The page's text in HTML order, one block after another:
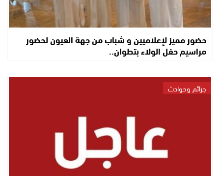
حضور مميز لإعلاميين و شباب من جهة العيون لحضور
مراسيم حفل الولاء بتطوان..
جرائم وحوادث